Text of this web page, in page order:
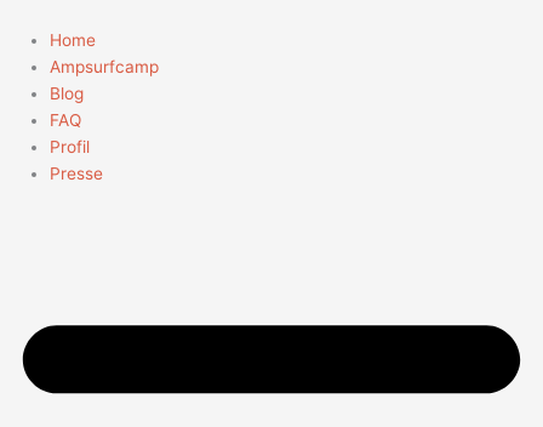
Inhalt
springen
Home
Ampsurfcamp
Blog
FAQ
Profil
Presse
nach: